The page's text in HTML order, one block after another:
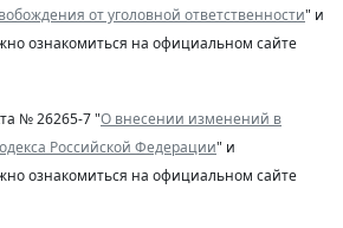
от уголовной ответственности" и
ознакомиться на официальном сайте
№ 26265-7 "О внесении изменений в
Российской Федерации" и
ознакомиться на официальном сайте